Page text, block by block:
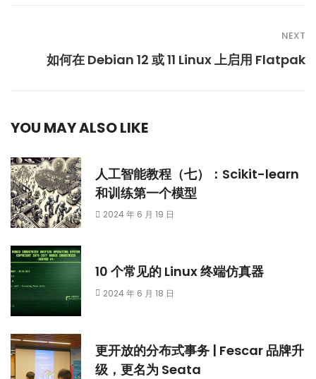
NEXT
如何在 Debian 12 或 11 Linux 上启用 Flatpak
YOU MAY ALSO LIKE
人工智能教程（七）：Scikit-learn
和训练第一个模型
2024 年 6 月 19 日
10 个常见的 Linux 终端仿真器
2024 年 6 月 18 日
更开放的分布式事务 | Fescar 品牌升
级，更名为 Seata